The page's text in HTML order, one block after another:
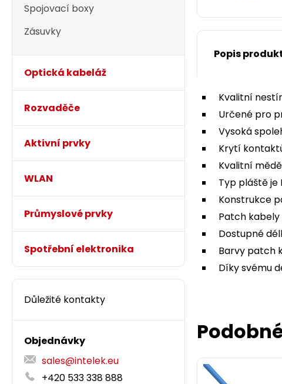
Spojovací boxy
Zásuvky
Optická kabeláž
Rozvaděče
Aktivní prvky
WLAN
Průmyslové prvky
Spotřební elektronika
Důležité kontakty
Objednávky
sales@intelek.eu
+420 533 338 888
Popis
Kvalitní
Určené pro
Vysoká
Krytí
Kvalitní
Typ pláště je
Konstrukce
Patch kabely
Dostupné
Barvy patch
Díky svému